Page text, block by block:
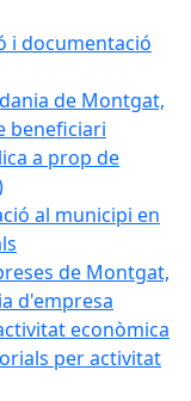
i documentació
de Montgat,
beneficiari
a prop de
al municipi en
de Montgat,
d'empresa
econòmica
per activitat